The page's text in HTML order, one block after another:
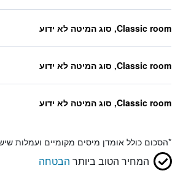
Classic room, סוג המיטה לא ידוע
Classic room, סוג המיטה לא ידוע
Classic room, סוג המיטה לא ידוע
*הסכום כולל אומדן מיסים מקומיים ועמלות
המחיר הטוב ביותר הבטחה